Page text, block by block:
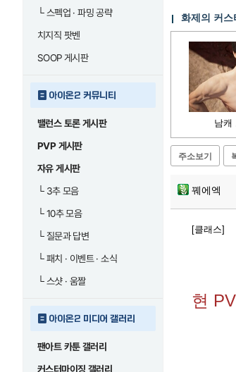
└스펙업 · 파밍 공략
치지직 팟벤
SOOP 게시판
아이온2 커뮤니티
밸런스 토론 게시판
PVP 게시판
자유 게시판
└3추 모음
└10추 모음
└질문과 답변
└패치 · 이벤트 · 소식
└스샷 · 움짤
아이온2 미디어 갤러리
팬아트 카툰 갤러리
커스터마이징 갤러리
화제의 커스
남캐
주소보기
꿰에엑
[클래스]
현